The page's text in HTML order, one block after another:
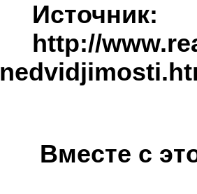
Источник:
http://
Вместе с